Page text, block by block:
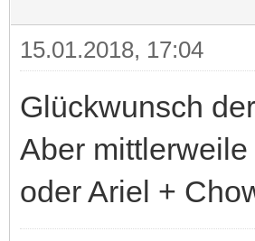
15.01.2018, 17:04
Glückwunsch
Aber
oder Ariel +